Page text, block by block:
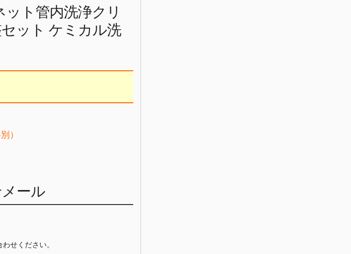
ト管内洗浄クリ
ット ケミカル洗
）
ール
せください。